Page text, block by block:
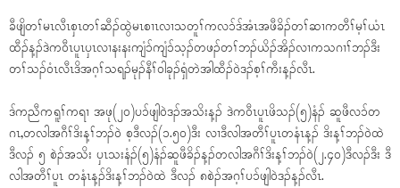
ခီဖျိတၢ်မၤလီၤစှၤတၢ်ဆီၣ်ထွဲမၤစၢၤလၢသတူၢ်ကလၥ်ဒ်အံၤအဖီခိၣ်တၢ်ဆၢကတီၢ်မ့ၢ်ယံၤ
ထီၣ်န့ၣ်ဒဲကဝီၤပူၤပှၤလၢနးနးကျံၥ်ကျံၥ်သ့ၣ်တဖၣ်တၢ်ဘၣ်ယိၣ်အိၣ်လၢကသဂၢၢ်ဘၣ်ဒီး
တၢ်သၣ်ဝံၤလီၤဒိအဂ့ၢ်သရၣ်မုၣ်နီၢ်ဝါခုၣ်ရှံတဲအါထီၣ်ဝဲဒၣ်စ့ၢ်ကီးန့ၣ်လီၤ.
ဒ်ကညီကရူၢ်ကရၢ အဖု(၂၀)ပၥ်ဖျါဝဲဒၣ်အသိးန့ၣ် ဒဲကဝီၤပူၤဖိသၣ်(၅)နံၣ် ဆူဖီလၥ်တ
ဂၤ,တလါအဂီၢ်ဒိးန့ၢ်ဘၣ်ဝဲ စ့ဒီလၣ်(၁.၅၀)ဒီး လၢဒီလါအတီၢ်ပူၤတနံၤန့ၣ် ဒိးန့ၢ်ဘၣ်ဝဲထဲ
ဒီလၣ် ၅ စဲၣ်အသိး ပှၤသးနံၣ်(၅)နံၣ်ဆူဖီခိၣ်န့ၣ်တလါအဂီၢ်ဒိးန့ၢ်ဘၣ်ဝဲ(၂.၄၀)ဒီလၣ်ဒီး ဒီ
လါအတီၢ်ပူၤ တနံၤန့ၣ်ဒိးန့ၢ်ဘၣ်ဝဲထဲ ဒီလၣ် ၈စဲၣ်အဂ့ၢ်ပၥ်ဖျါဝဲဒၣ်န့ၣ်လီၤ.